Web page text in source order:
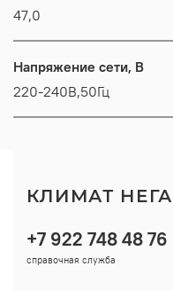
47,0
Напряжение сети, В
220-240В,50Гц
+7 922 748 48 76
справочная служба
КЛИМАТ НЕГА